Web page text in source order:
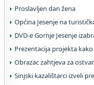
Proslavljen dan žena
Općina Jesenje na
DVD-e Gornje Jesenje
Prezentacija projekta
Obrazac zahtjeva za
Sinjski kazalištarci izveli